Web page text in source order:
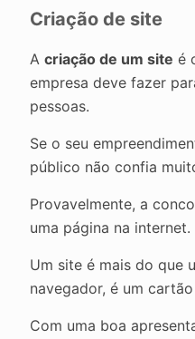
Criação de site
A criação de um site é
empresa deve fazer
pessoas.
Se o seu
público não confia
Provavelmente, a
uma página na internet.
Um site é mais do que
navegador, é um
Com uma boa